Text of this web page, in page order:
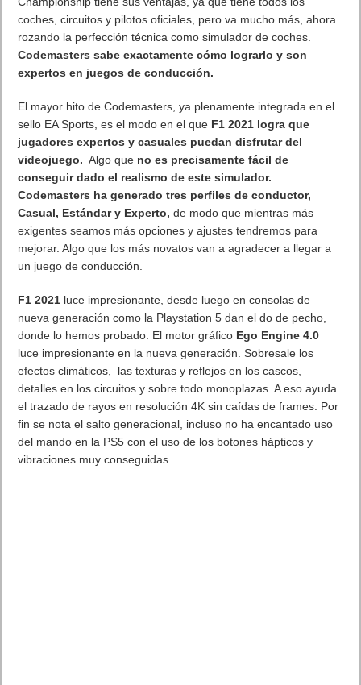
coches, circuitos y pilotos oficiales, pero va mucho más, ahora
rozando la perfección técnica como simulador de coches.
Codemasters sabe exactamente cómo lograrlo y son
expertos en juegos de conducción.
El mayor hito de Codemasters, ya plenamente integrada en el
sello EA Sports, es el modo en el que F1 2021 logra que
jugadores expertos y casuales puedan disfrutar del
videojuego. Algo que no es precisamente fácil de
conseguir dado el realismo de este simulador.
Codemasters ha generado tres perfiles de conductor,
Casual, Estándar y Experto,de modo que mientras más
exigentes seamos más opciones y ajustes tendremos para
mejorar. Algo que los más novatos van a agradecer a llegar a
un juego de conducción.
F1 2021 luce impresionante, desde luego en consolas de
nueva generación como la Playstation 5 dan el do de pecho,
donde lo hemos probado. El motor gráfico Ego Engine 4.0
luce impresionante en la nueva generación. Sobresale los
efectos climáticos, las texturas y reflejos en los cascos,
detalles en los circuitos y sobre todo monoplazas. A eso ayuda
el trazado de rayos en resolución 4K sin caídas de frames. Por
fin se nota el salto generacional, incluso no ha encantado uso
del mando en la PS5 con el uso de los botones hápticos y
vibraciones muy conseguidas.